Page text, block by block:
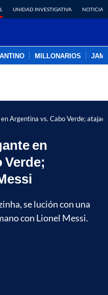
UNIDAD INVESTIGATIVA NOTICIAS
MILLONARIOS
Argentina vs. Cabo Verde;
en
Verde;
se lución con una
con Lionel Messi.